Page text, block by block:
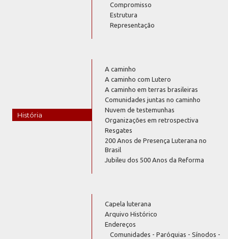
Compromisso
Estrutura
Representação
História
A caminho
A caminho com Lutero
A caminho em terras brasileiras
Comunidades juntas no caminho
Nuvem de testemunhas
Organizações em retrospectiva
Resgates
200 Anos de Presença Luterana no
Brasil
Jubileu dos 500 Anos da Reforma
Capela luterana
Arquivo Histórico
Endereços
Comunidades - Paróquias - Sínodos -